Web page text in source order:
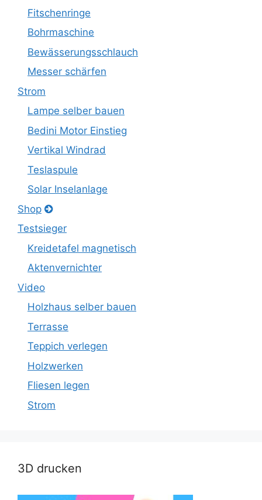
Fitschenringe
Bohrmaschine
Bewässerungsschlauch
Messer schärfen
Strom
Lampe selber bauen
Bedini Motor Einstieg
Vertikal Windrad
Teslaspule
Solar Inselanlage
Shop
Testsieger
Kreidetafel magnetisch
Aktenvernichter
Video
Holzhaus selber bauen
Terrasse
Teppich verlegen
Holzwerken
Fliesen legen
Strom
3D drucken